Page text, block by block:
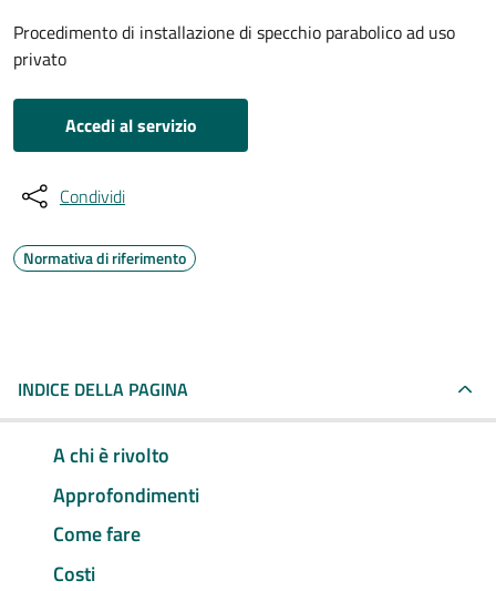
Procedimento di installazione di specchio parabolico ad uso
privato
Accedi al servizio
Condividi
Normativa di riferimento
INDICE DELLA PAGINA
A chi è rivolto
Approfondimenti
Come fare
Costi